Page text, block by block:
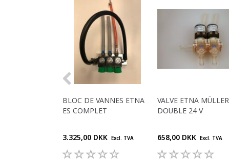
BLOC DE VANNES ETNA
ES COMPLET
3.325,00 DKK Excl. TVA
VALVE ETNA MÜLLER
DOUBLE 24 V
658,00 DKK Excl. TVA